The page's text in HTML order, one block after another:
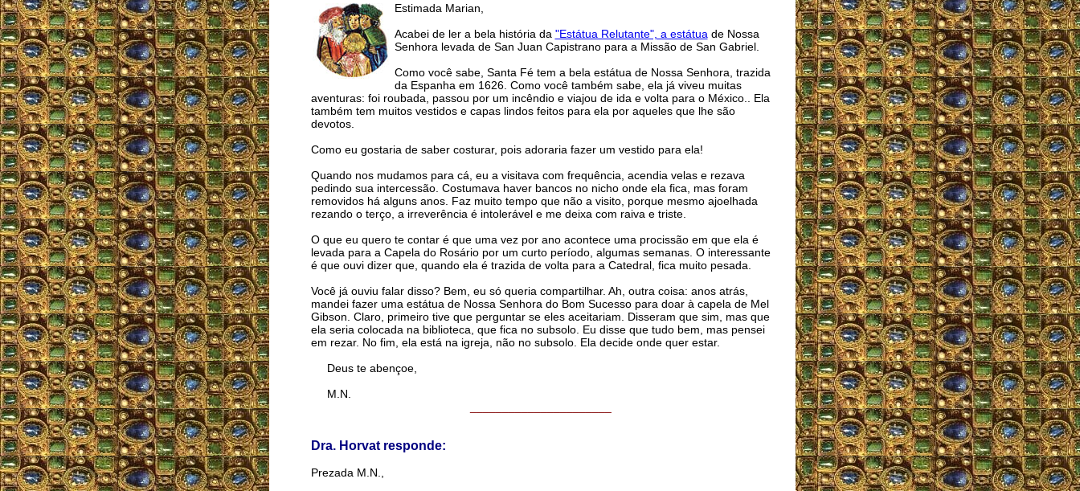
Estimada Marian,
Acabei de ler a bela história da "Estátua Relutante", a estátua de Nossa
Senhora levada de San Juan Capistrano para a Missão de San Gabriel.
Como você sabe, Santa Fé tem a bela estátua de Nossa Senhora, trazida
da Espanha em 1626. Como você também sabe, ela já viveu muitas
aventuras: foi roubada, passou por um incêndio e viajou de ida e volta para o México.. Ela
também tem muitos vestidos e capas lindos feitos para ela por aqueles que lhe são
devotos.
Como eu gostaria de saber costurar, pois adoraria fazer um vestido para ela!
Quando nos mudamos para cá, eu a visitava com frequência, acendia velas e rezava
pedindo sua intercessão. Costumava haver bancos no nicho onde ela fica, mas foram
removidos há alguns anos. Faz muito tempo que não a visito, porque mesmo ajoelhada
rezando o terço, a irreverência é intolerável e me deixa com raiva e triste.
O que eu quero te contar é que uma vez por ano acontece uma procissão em que ela é
levada para a Capela do Rosário por um curto período, algumas semanas. O interessante
é que ouvi dizer que, quando ela é trazida de volta para a Catedral, fica muito pesada.
Você já ouviu falar disso? Bem, eu só queria compartilhar. Ah, outra coisa: anos atrás,
mandei fazer uma estátua de Nossa Senhora do Bom Sucesso para doar à capela de Mel
Gibson. Claro, primeiro tive que perguntar se eles aceitariam. Disseram que sim, mas que
ela seria colocada na biblioteca, que fica no subsolo. Eu disse que tudo bem, mas pensei
em rezar. No fim, ela está na igreja, não no subsolo. Ela decide onde quer estar.
Deus te abençoe,
M.N.
Dra. Horvat responde:
Prezada M.N.,